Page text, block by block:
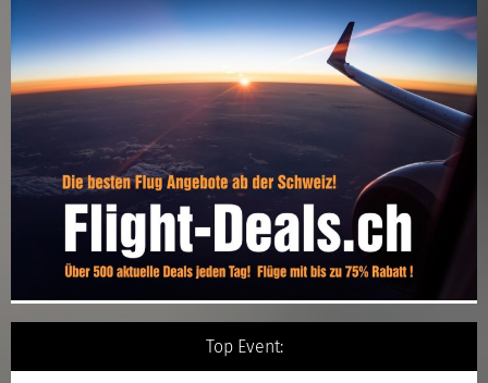
Top Event: